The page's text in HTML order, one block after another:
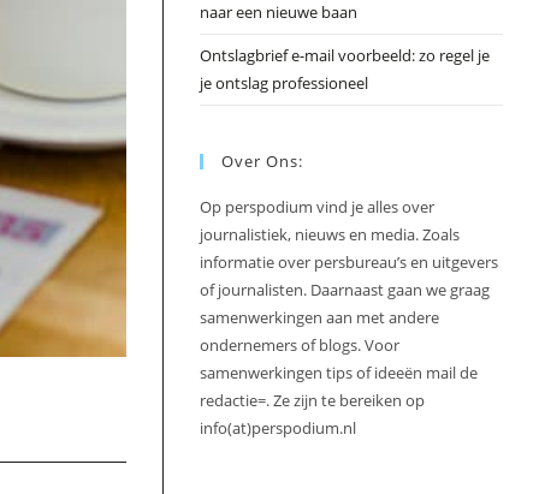
naar een nieuwe baan
Ontslagbrief e-mail voorbeeld: zo regel je
je ontslag professioneel
Over Ons:
Op perspodium vind je alles over
journalistiek, nieuws en media. Zoals
informatie over persbureau’s en uitgevers
of journalisten. Daarnaast gaan we graag
samenwerkingen aan met andere
ondernemers of blogs. Voor
samenwerkingen tips of ideeën mail de
redactie=. Ze zijn te bereiken op
info(at)perspodium.nl